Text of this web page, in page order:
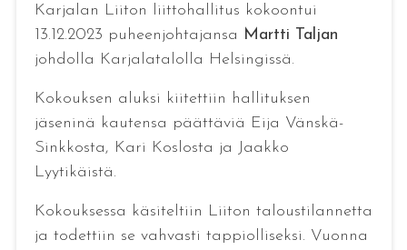
Karjalan Liiton liittohallitus kokoontui
13.12.2023 puheenjohtajansa Martti Taljan
johdolla Karjalatalolla Helsingissä.
Kokouksen aluksi kiitettiin hallituksen
jäseninä kautensa päättäviä Eija Vänskä-
Sinkkosta, Kari Koslosta ja Jaakko
Lyytikäistä.
Kokouksessa käsiteltiin Liiton taloustilannetta
ja todettiin se vahvasti tappiolliseksi. Vuonna